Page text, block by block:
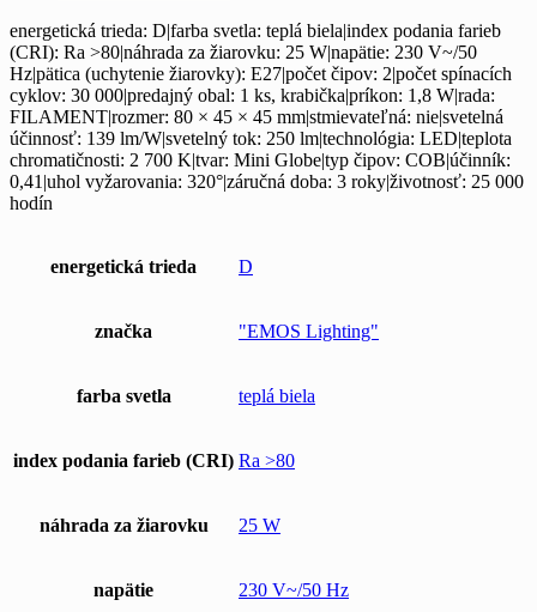
energetická trieda: D|farba svetla: teplá biela|index podania farieb
(CRI): Ra >80|náhrada za žiarovku: 25 W|napätie: 230 V~/50
Hz|pätica (uchytenie žiarovky): E27|počet čipov: 2|počet spínacích
cyklov: 30 000|predajný obal: 1 ks, krabička|príkon: 1,8 W|rada:
FILAMENT|rozmer: 80 × 45 × 45 mm|stmievateľná: nie|svetelná
účinnosť: 139 lm/W|svetelný tok: 250 lm|technológia: LED|teplota
chromatičnosti: 2 700 K|tvar: Mini Globe|typ čipov: COB|účinník:
0,41|uhol vyžarovania: 320°|záručná doba: 3 roky|životnosť: 25 000
hodín
energetická trieda D
značka "EMOS Lighting"
farba svetla teplá biela
index podania farieb (CRI) Ra >80
náhrada za žiarovku 25 W
napätie 230 V~/50 Hz